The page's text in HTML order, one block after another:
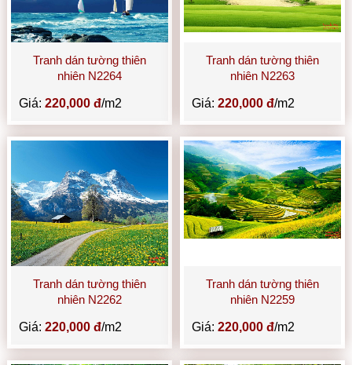
Tranh dán tường thiên
nhiên N2264
Giá:220,000 đ/m2
Tranh dán tường thiên
nhiên N2263
Giá: 220,000 đ/m2
Tranh dán tường thiên
nhiên N2262
Giá:220,000 đ/m2
Tranh dán tường thiên
nhiên N2259
Giá: 220,000 đ/m2